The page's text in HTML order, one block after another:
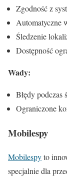
Zgodność z
Automatyczne
Śledzenie
Dostępność
Wady:
Błędy podczas
Ograniczone
Mobilespy
Mobilespyto
specjalnie dla